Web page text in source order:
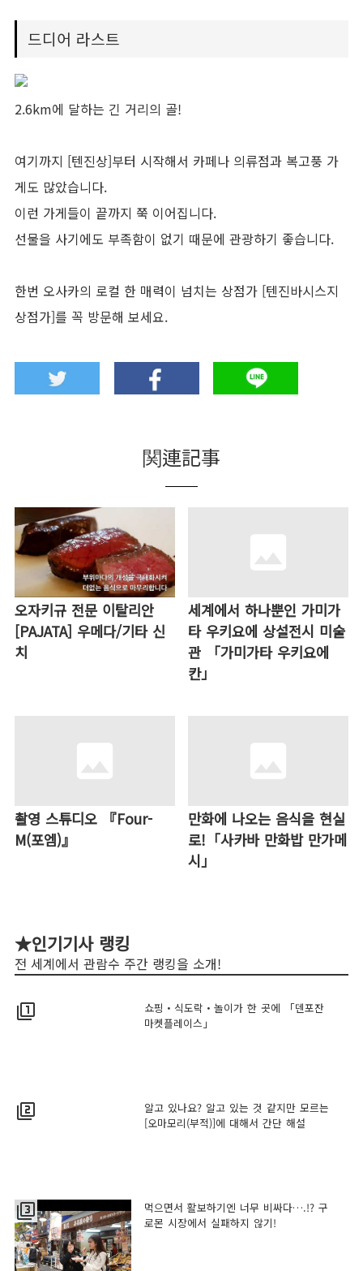
드디어 라스트
2.6km에 달하는 긴 거리의 골!
여기까지 [텐진상]부터 시작해서 카페나 의류점과 복고풍 가
게도 많았습니다.
이런 가게들이 끝까지 쭉 이어집니다.
선물을 사기에도 부족함이 없기 때문에 관광하기 좋습니다.
한번 오사카의 로컬 한 매력이 넘치는 상점가 [텐진바시스지
상점가]를 꼭 방문해 보세요.
関連記事
오자키규 전문 이탈리안
[PAJATA] 우메다/기타 신
치
세계에서 하나뿐인 가미가
타 우키요에 상설전시 미술
관 「가미가타 우키요에
칸」
촬영 스튜디오 『Four-
M(포엠)』
만화에 나오는 음식을 현실
로!「사카바 만화밥 만가메
시」
★인기기사 랭킹
전 세계에서 관람수 주간 랭킹을 소개!
filter_1
쇼핑・식도락・놀이가 한 곳에 「덴포잔
마켓플레이스」
filter_2
알고 있나요? 알고 있는 것 같지만 모르는
[오마모리(부적)]에 대해서 간단 해설
filter_3
먹으면서 활보하기엔 너무 비싸다….!? 구
로몬 시장에서 실패하지 않기!